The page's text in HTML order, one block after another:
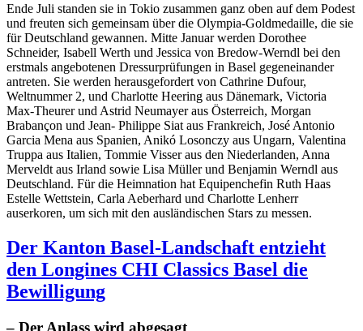
Ende Juli standen sie in Tokio zusammen ganz oben auf dem Podest
und freuten sich gemeinsam über die Olympia-Goldmedaille, die sie
für Deutschland gewannen. Mitte Januar werden Dorothee
Schneider, Isabell Werth und Jessica von Bredow-Werndl bei den
erstmals angebotenen Dressurprüfungen in Basel gegeneinander
antreten. Sie werden herausgefordert von Cathrine Dufour,
Weltnummer 2, und Charlotte Heering aus Dänemark, Victoria
Max-Theurer und Astrid Neumayer aus Österreich, Morgan
Brabançon und Jean- Philippe Siat aus Frankreich, José Antonio
Garcia Mena aus Spanien, Anikó Losonczy aus Ungarn, Valentina
Truppa aus Italien, Tommie Visser aus den Niederlanden, Anna
Merveldt aus Irland sowie Lisa Müller und Benjamin Werndl aus
Deutschland. Für die Heimnation hat Equipenchefin Ruth Haas
Estelle Wettstein, Carla Aeberhard und Charlotte Lenherr
auserkoren, um sich mit den ausländischen Stars zu messen.
Der Kanton Basel-Landschaft entzieht
den Longines CHI Classics Basel die
Bewilligung
– Der Anlass wird abgesagt